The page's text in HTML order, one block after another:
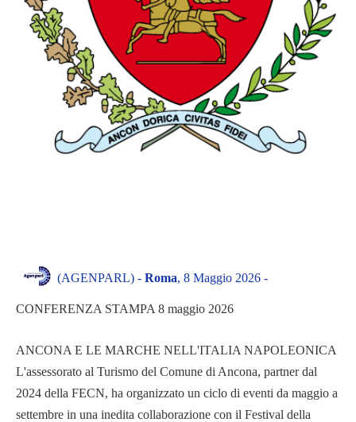
(AGENPARL) - Roma, 8 Maggio 2026 -
CONFERENZA STAMPA 8 maggio 2026
ANCONA E LE MARCHE NELL'ITALIA NAPOLEONICA
L'assessorato al Turismo del Comune di Ancona, partner dal
2024 della FECN, ha organizzato un ciclo di eventi da maggio a
settembre in una inedita collaborazione con il Festival della